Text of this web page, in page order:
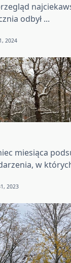
odbył ...
2024
miesiąca
w
2023